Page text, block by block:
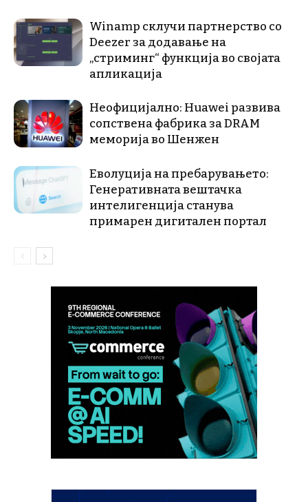
Winamp склучи партнерство со
Deezer за додавање на
„стриминг“ функција во својата
апликација
Неофицијално: Huawei развива
сопствена фабрика за DRAM
меморија во Шенжен
Еволуција на пребарувањето:
Генеративната вештачка
интелигенција станува
примарен дигитален портал